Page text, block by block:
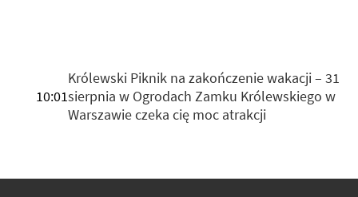
10:01
Królewski Piknik na zakończenie wakacji – 31
sierpnia w Ogrodach Zamku Królewskiego w
Warszawie czeka cię moc atrakcji